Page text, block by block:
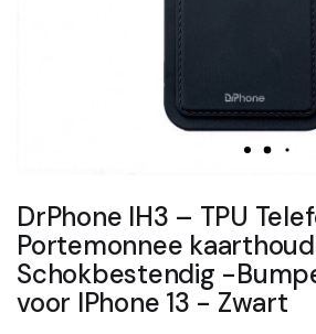
DrPhone IH3 – TPU
Portemonnee
Schokbestendig -
voor IPhone 13 - Zwart